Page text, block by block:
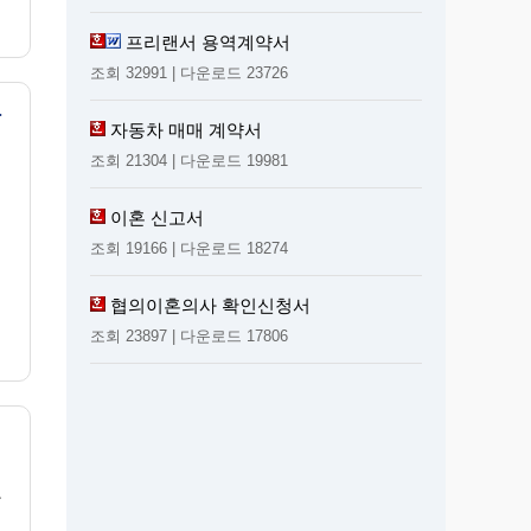
청서)
프리랜서 용역계약서
조회 32991 | 다운로드 23726
자동차 매매 계약서
조회 21304 | 다운로드 19981
이혼 신고서
조회 19166 | 다운로드 18274
협의이혼의사 확인신청서
조회 23897 | 다운로드 17806